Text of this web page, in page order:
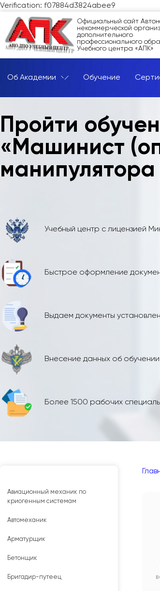
Verification: f07884d3824abee9
Официальный сайт
некоммерческой
дополнительного
профессионального
Учебного центра «АПК»
Об Академии Обучение
Пройти
«Машинист
Учебный центр с лицензией
Быстрое оформление
Выдаем документы
Внесение данных об
Более 1500 рабочих
Авиационный механик по
криогенным системам
Автомеханик
Арматурщик
Бетонщик
Бригадир-путеец